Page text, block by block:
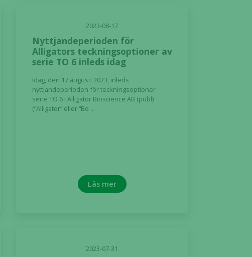
2023-08-17
Nyttjandeperioden för
Alligators teckningsoptioner av
serie TO 6 inleds idag
Idag, den 17 augusti 2023, inleds
nyttjandeperioden för teckningsoptioner
serie TO 6 i Alligator Bioscience AB (publ)
(“Alligator” eller “Bo ...
Läs mer
2023-07-31